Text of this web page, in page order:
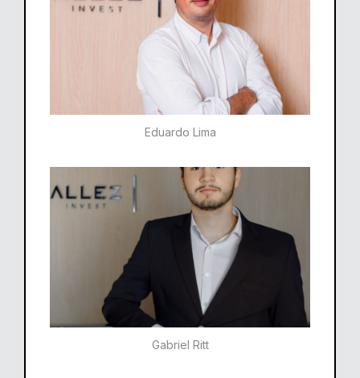
Eduardo Lima
Gabriel Ritt